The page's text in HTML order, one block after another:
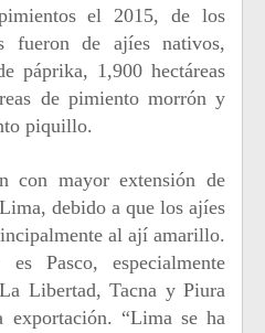
el 2015, de los
fueron de ajíes nativos,
páprika, 1,900 hectáreas
de pimiento morrón y
piquillo.
con mayor extensión de
debido a que los ajíes
al ají amarillo.
Pasco, especialmente
Libertad, Tacna y Piura
exportación. “Lima se ha